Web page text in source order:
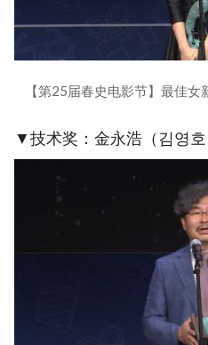
【第25届春史电影节】最佳女
▼技术奖：金永浩（김영